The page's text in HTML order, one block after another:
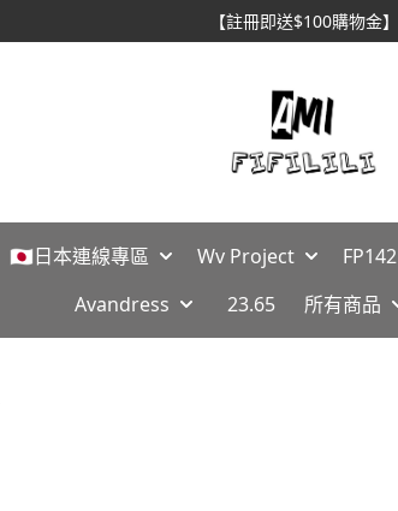
🇯🇵日本連線專區 Wv Project FP142
Avandress
23.65 所有商品